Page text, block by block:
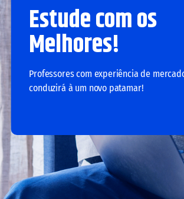
Estude com os
Melhores!
Professores com experiência de
conduzirá à um novo patamar!